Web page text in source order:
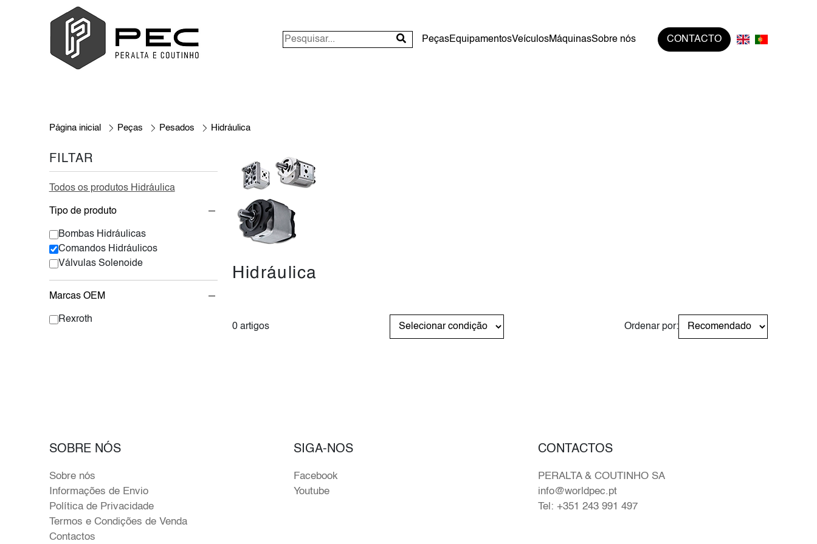
PeçasEquipamentosVeículosMáquinasSobre nós CONTACTO
Página inicial Peças Pesados Hidráulica
FILTAR
Todos os produtos Hidráulica
Tipo de produto
Bombas Hidráulicas
Comandos Hidráulicos
Válvulas Solenoide
Marcas OEM
Rexroth
Hidráulica
0 artigos Ordenar por:
SOBRE NÓS
Sobre nós
Informações de Envio
Política de Privacidade
Termos e Condições de Venda
Contactos
SIGA-NOS
Facebook
Youtube
CONTACTOS
PERALTA & COUTINHO SA
info@worldpec.pt
Tel: +351 243 991 497